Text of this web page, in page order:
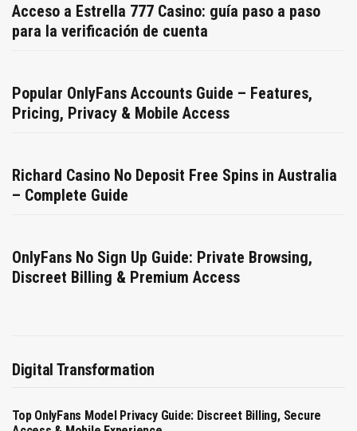
Acceso a Estrella 777 Casino: guía paso a paso
para la verificación de cuenta
Popular OnlyFans Accounts Guide – Features,
Pricing, Privacy & Mobile Access
Richard Casino No Deposit Free Spins in Australia
– Complete Guide
OnlyFans No Sign Up Guide: Private Browsing,
Discreet Billing & Premium Access
Digital Transformation
Top OnlyFans Model Privacy Guide: Discreet Billing, Secure